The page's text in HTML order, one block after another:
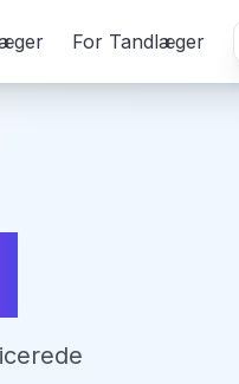
For Tandlæger